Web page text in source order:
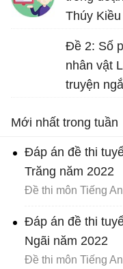
Thúy Kiều
Đề 2: Số
nhân vật
truyện
Mới nhất trong tuần
Đáp án đề thi
Trăng năm 2022
Đề thi môn Tiếng
Đáp án đề thi
Ngãi năm 2022
Đề thi môn Tiếng